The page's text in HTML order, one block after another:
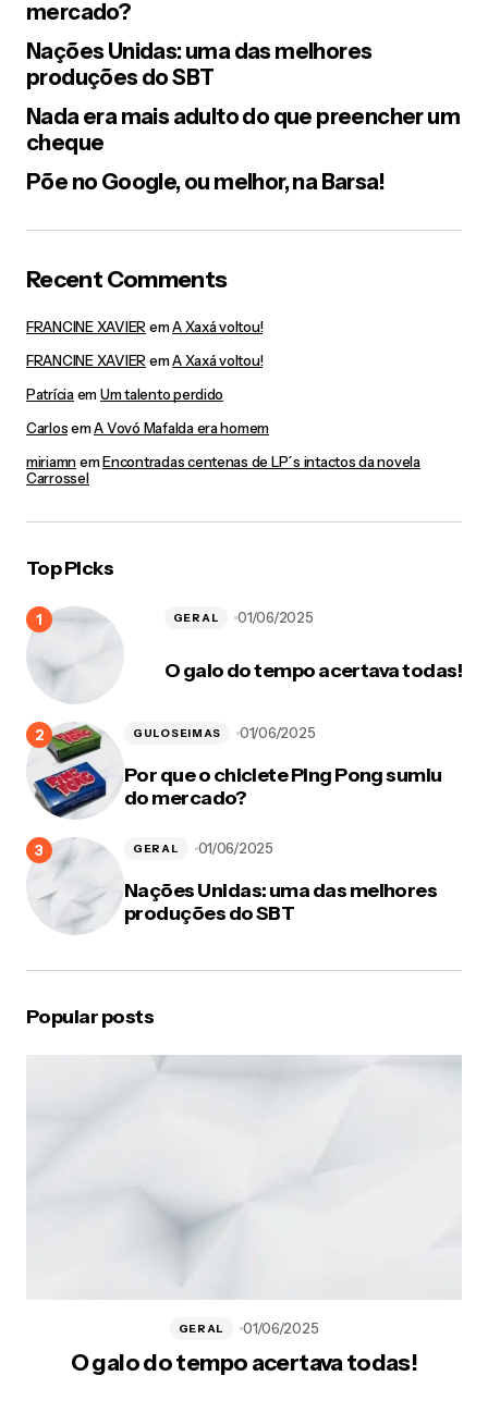
mercado?
Nações Unidas: uma das melhores
produções do SBT
Nada era mais adulto do que preencher um
cheque
Põe no Google, ou melhor, na Barsa!
Recent Comments
FRANCINE XAVIER emA Xaxá voltou!
FRANCINE XAVIER emA Xaxá voltou!
PatríciaemUm talento perdido
CarlosemA Vovó Mafalda era homem
miriamnemEncontradas centenas de LP´s intactos da novela
Carrossel
Top Picks
O galo do tempo acertava todas!
GERAL 01/06/2025
Por que o chiclete Ping Pong sumiu
do mercado?
GULOSEIMAS 01/06/2025
Nações Unidas: uma das melhores
produções do SBT
GERAL 01/06/2025
Popular posts
O galo do tempo acertava todas!
GERAL 01/06/2025